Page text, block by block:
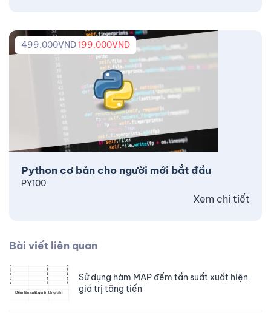
Python cơ bản cho người mới bắt đầu
499.000VND199.000VND
PY100
Xem chi tiết
Bài viết liên quan
Sử dụng hàm MAP đếm tần suất xuất hiện
giá trị tăng tiến